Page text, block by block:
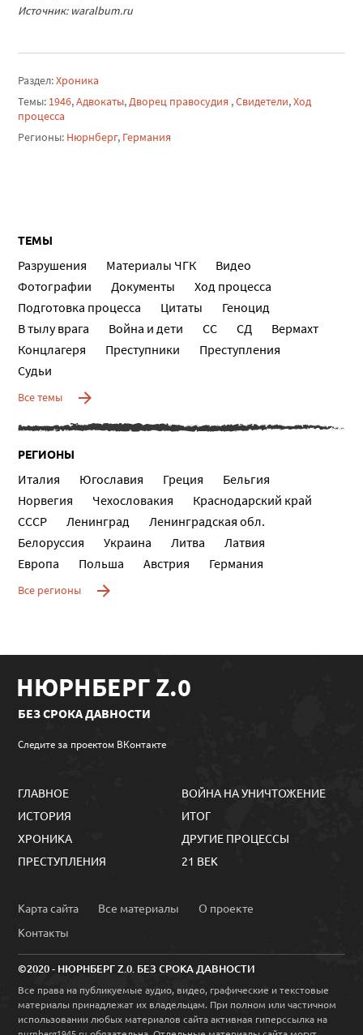
Источник: waralbum.ru
Раздел:Хроника
Темы: 1946,Адвокаты, Дворец правосудия ,Свидетели,Ход
процесса
Регионы: Нюрнберг, Германия
ТЕМЫ
Разрушения Материалы ЧГК
Видео
Фотографии
Документы
Ход процесса
Подготовка процесса
Цитаты
Геноцид
В тылу врага
Война и дети СС СД
Вермахт
Концлагеря
Преступники
Преступления
Судьи
Все темы
РЕГИОНЫ
Италия Югославия Греция
Бельгия
Норвегия
Чехословакия
Краснодарский край
СССР
Ленинград
Ленинградская обл.
Белоруссия
Украина Литва
Латвия
Европа
Польша Австрия Германия
Все регионы
НЮРНБЕРГ Z.0
БЕЗ СРОКА ДАВНОСТИ
Следите за проектом ВКонтакте
ГЛАВНОЕ
ИСТОРИЯ
ХРОНИКА
ПРЕСТУПЛЕНИЯ
ВОЙНА НА УНИЧТОЖЕНИЕ
ИТОГ
ДРУГИЕ ПРОЦЕССЫ
21 ВЕК
Карта сайта Все материалы
О проекте
Контакты
©2020 - НЮРНБЕРГ Z.0. БЕЗ СРОКА ДАВНОСТИ
Все права на публикуемые аудио, видео, графические и текстовые
материалы принадлежат их владельцам. При полном или частичном
использовании любых материалов сайта активная гиперссылка на